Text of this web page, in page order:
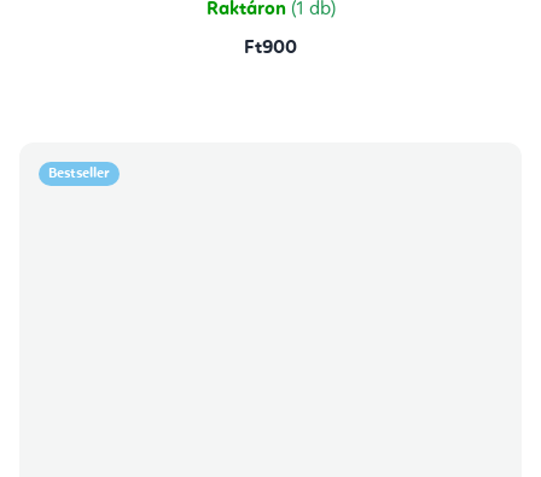
Raktáron (1 db)
Ft900
Bestseller